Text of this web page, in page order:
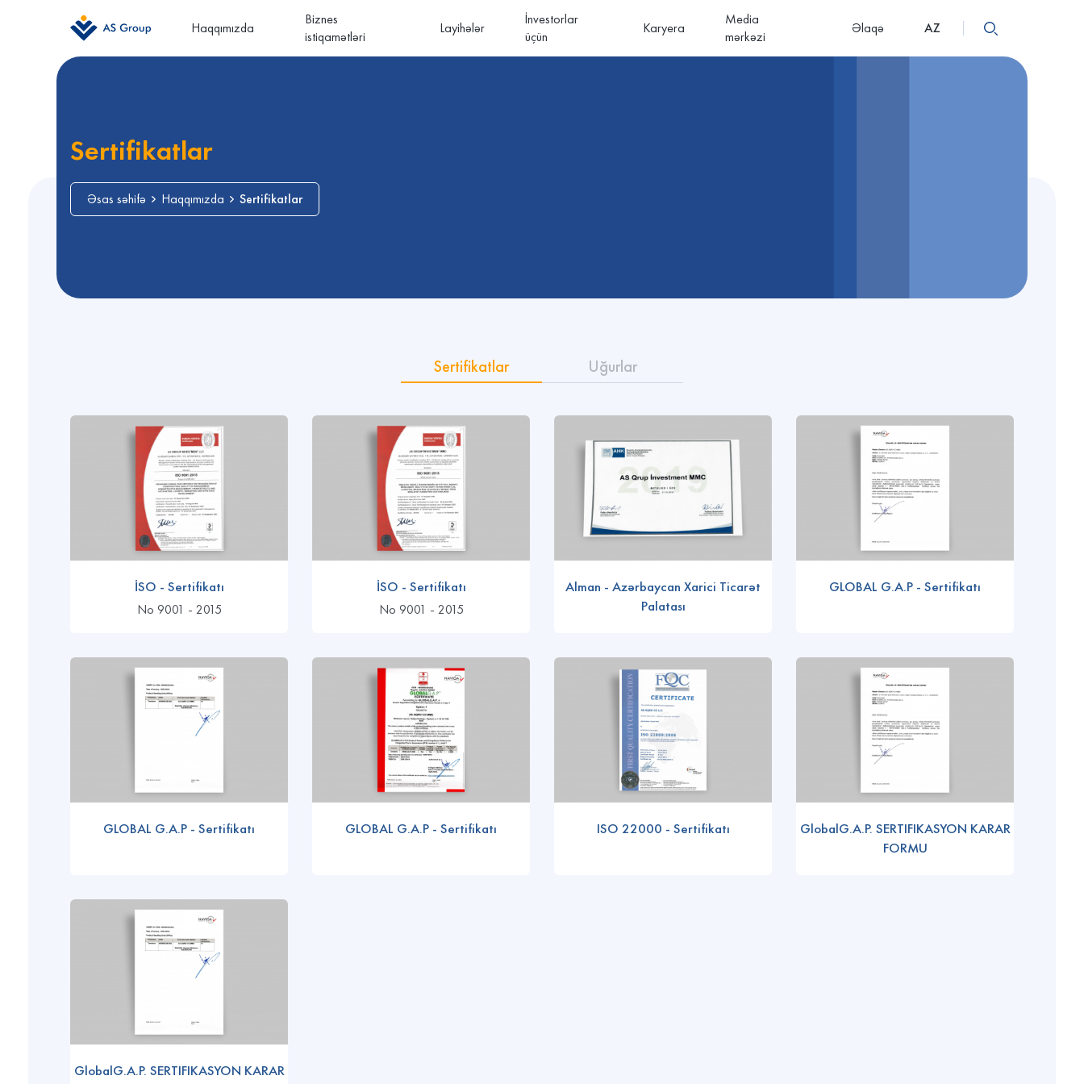
Haqqımızda
Biznes
istiqamətləri
Layihələr
İnvestorlar
üçün
Karyera
Media
mərkəzi
Əlaqə AZ
Sertifikatlar
Əsas səhifə Haqqımızda Sertifikatlar
Sertifikatlar Uğurlar
İSO - Sertifikatı
No 9001 - 2015
İSO - Sertifikatı
No 9001 - 2015
Alman - Azərbaycan Xarici Ticarət
Palatası
GLOBAL G.A.P - Sertifikatı
GLOBAL G.A.P - Sertifikatı GLOBAL G.A.P - Sertifikatı ISO 22000 - Sertifikatı
GlobalG.A.P. SERTIFIKASYON KARAR
FORMU
GlobalG.A.P. SERTIFIKASYON KARAR